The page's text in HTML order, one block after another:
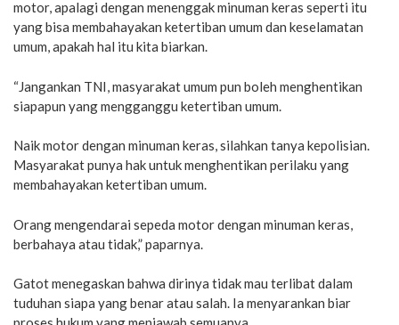
motor, apalagi dengan menenggak minuman keras seperti itu
yang bisa membahayakan ketertiban umum dan keselamatan
umum, apakah hal itu kita biarkan.
“Jangankan TNI, masyarakat umum pun boleh menghentikan
siapapun yang mengganggu ketertiban umum.
Naik motor dengan minuman keras, silahkan tanya kepolisian.
Masyarakat punya hak untuk menghentikan perilaku yang
membahayakan ketertiban umum.
Orang mengendarai sepeda motor dengan minuman keras,
berbahaya atau tidak,” paparnya.
Gatot menegaskan bahwa dirinya tidak mau terlibat dalam
tuduhan siapa yang benar atau salah. Ia menyarankan biar